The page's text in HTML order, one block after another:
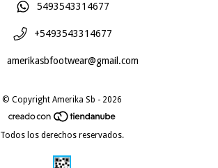
5493543314677
+5493543314677
amerikasbfootwear@gmail.com
© Copyright Amerika Sb - 2026
Todos los derechos reservados.